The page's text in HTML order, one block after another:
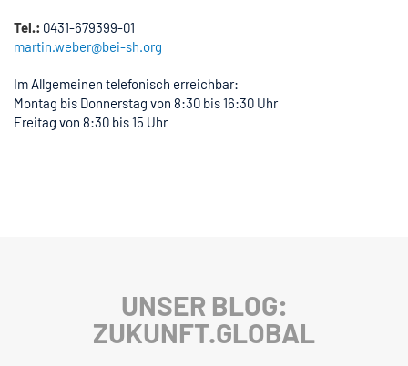
Tel.: 0431-679399-01
martin.weber@bei-sh.org
Im Allgemeinen telefonisch erreichbar:
Montag bis Donnerstag von 8:30 bis 16:30 Uhr
Freitag von 8:30 bis 15 Uhr
UNSER BLOG:
ZUKUNFT.GLOBAL